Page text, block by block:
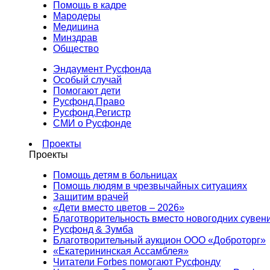
Помощь в кадре
Мародеры
Медицина
Минздрав
Общество
Эндаумент Русфонда
Особый случай
Помогают дети
Русфонд.Право
Русфонд.Регистр
СМИ о Русфонде
Проекты
Проекты
Помощь детям в больницах
Помощь людям в чрезвычайных ситуациях
Защитим врачей
«Дети вместо цветов – 2026»
Благотворительность вместо новогодних
Русфонд & Зумба
Благотворительный аукцион ООО «Доброторг»
«Екатерининская Ассамблея»
Читатели Forbes помогают Русфонду